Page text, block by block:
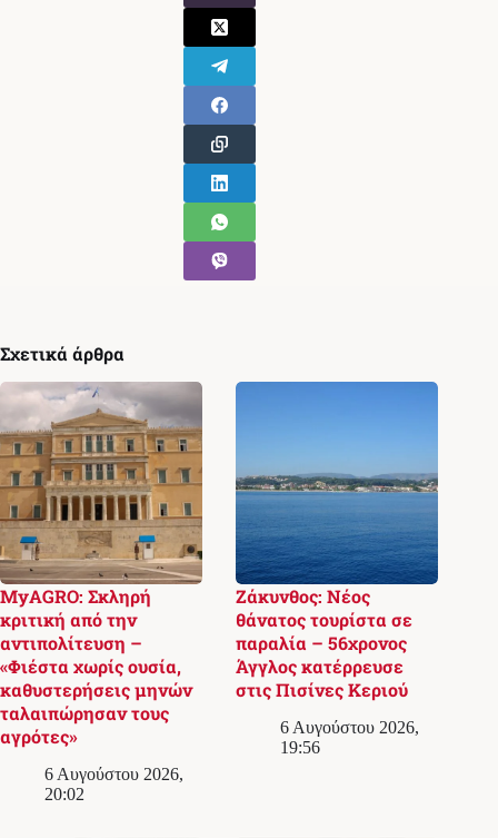
Σχετικά άρθρα
MyAGRO: Σκληρή
κριτική από την
αντιπολίτευση –
«Φιέστα χωρίς ουσία,
καθυστερήσεις μηνών
ταλαιπώρησαν τους
αγρότες»
6 Αυγούστου 2026,
20:02
Ζάκυνθος: Νέος
θάνατος τουρίστα σε
παραλία – 56χρονος
Άγγλος κατέρρευσε
στις Πισίνες Κεριού
6 Αυγούστου 2026,
19:56